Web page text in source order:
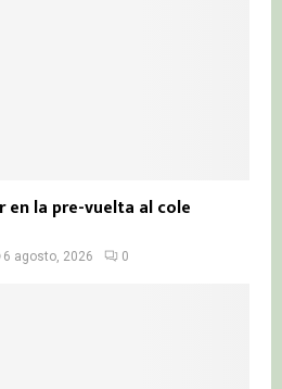
en la pre-vuelta al cole
6 agosto, 2026 0